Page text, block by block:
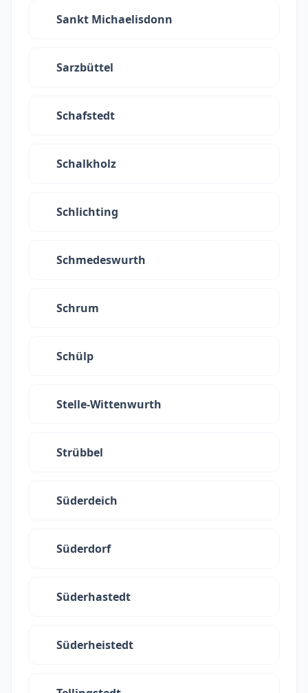
Sankt Michaelisdonn
Sarzbüttel
Schafstedt
Schalkholz
Schlichting
Schmedeswurth
Schrum
Schülp
Stelle-Wittenwurth
Strübbel
Süderdeich
Süderdorf
Süderhastedt
Süderheistedt